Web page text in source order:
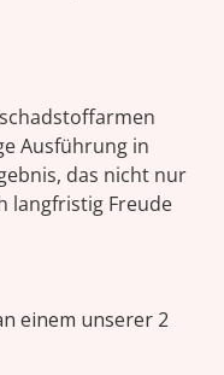
Ausführung in
das nicht nur
langfristig Freude
einem unserer 2